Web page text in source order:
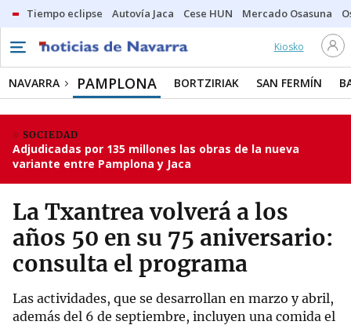
Tiempo eclipse Autovía Jaca Cese HUN Mercado Osasuna
Kiosko
NAVARRA PAMPLONA BORTZIRIAK SAN FERMÍN
SOCIEDAD
Adjudicadas por 135 millones las obras de la nueva
variante entre Pamplona y Jaca
La Txantrea volverá a los
años 50 en su 75 aniversario:
consulta el programa
Las actividades, que se desarrollan en marzo y abril,
además del 6 de septiembre, incluyen una comida el